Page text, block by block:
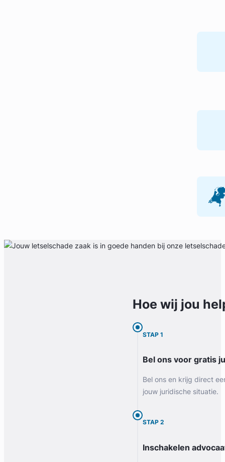
Hoe wij jou
STAP 1
Bel ons voor gratis
Bel ons en krijg direct
jouw juridische situatie.
STAP 2
Inschakelen